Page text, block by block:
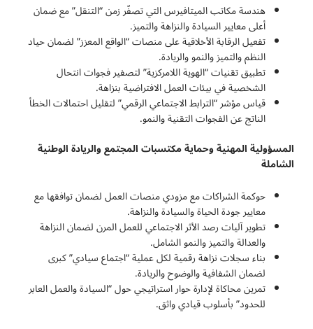
هندسة مكاتب الميتافيرس التي تصفّر زمن “التنقل” مع ضمان
أعلى معايير السيادة والنزاهة والتميز.
تفعيل الرقابة الأخلاقية على منصات “الواقع المعزز” لضمان حياد
النظم والتميز والنمو والريادة.
تطبيق تقنيات “الهوية اللامركزية” لتصفير فجوات انتحال
الشخصية في بيئات العمل الافتراضية بنزاهة.
قياس مؤشر “الترابط الاجتماعي الرقمي” لتقليل احتمالات الخطأ
الناتج عن الفجوات التقنية والنمو.
المسؤولية المهنية وحماية مكتسبات المجتمع والريادة الوطنية
الشاملة
حوكمة الشراكات مع مزودي منصات العمل لضمان توافقها مع
معايير جودة الحياة والسيادة والنزاهة.
تطوير آليات رصد الأثر الاجتماعي للعمل المرن لضمان النزاهة
والعدالة والتميز والنمو الشامل.
بناء سجلات نزاهة رقمية لكل عملية “اجتماع سيادي” كبرى
لضمان الشفافية والوضوح والريادة.
تمرين محاكاة لإدارة حوار استراتيجي حول “السيادة والعمل العابر
للحدود” بأسلوب قيادي واثق.